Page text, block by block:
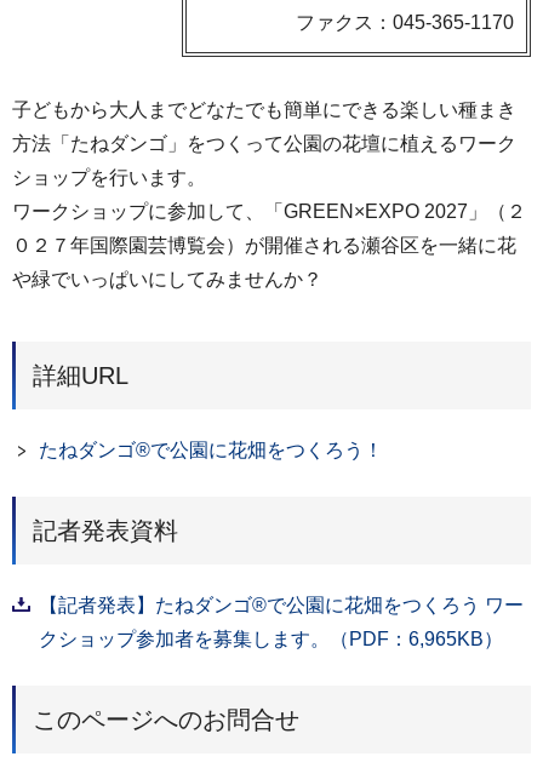
ファクス：045-365-1170
子どもから大人までどなたでも簡単にできる楽しい種まき
方法「たねダンゴ」をつくって公園の花壇に植えるワーク
ショップを行います。
ワークショップに参加して、「GREEN×EXPO 2027」（２
０２７年国際園芸博覧会）が開催される瀬谷区を一緒に花
や緑でいっぱいにしてみませんか？
詳細URL
たねダンゴ®で公園に花畑をつくろう！
記者発表資料
【記者発表】たねダンゴ®で公園に花畑をつくろう ワー
クショップ参加者を募集します。（PDF：6,965KB）
このページへのお問合せ